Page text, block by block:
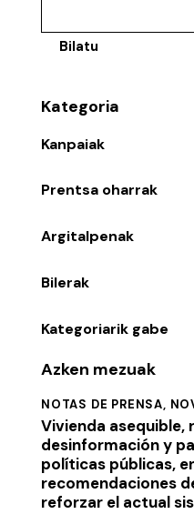
Bilatu
Kategoria
Kanpaiak
Prentsa oharrak
Argitalpenak
Bilerak
Kategoriarik gabe
Azken mezuak
NOTAS DE PRENSA,
Vivienda asequible,
desinformación y
políticas públicas,
recomendaciones
reforzar el actual